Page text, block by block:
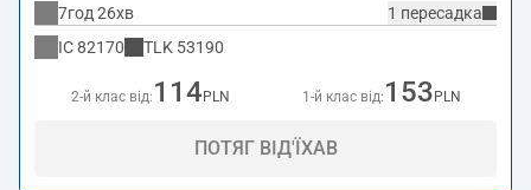
1 пересадка
7год 26хв
IC82170 TLK 53190
2-й клас від: 114 PLN 1-й клас від: 153 PLN
ПОТЯГ ВІД'ЇХАВ